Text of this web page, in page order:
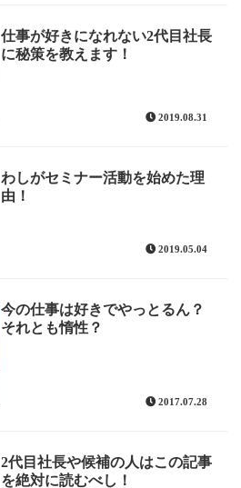
仕事が好きになれない2代目社長
に秘策を教えます！
2019.08.31
わしがセミナー活動を始めた理
由！
2019.05.04
今の仕事は好きでやっとるん？
それとも惰性？
2017.07.28
2代目社長や候補の人はこの記事
を絶対に読むべし！